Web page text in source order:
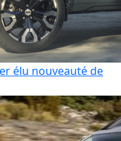
élu nouveauté de